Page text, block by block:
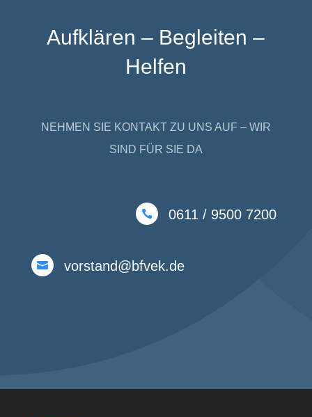
Aufklären – Begleiten –
Helfen
NEHMEN SIE KONTAKT ZU UNS AUF – WIR
SIND FÜR SIE DA
 0611 / 9500 7200
 vorstand@bfvek.de